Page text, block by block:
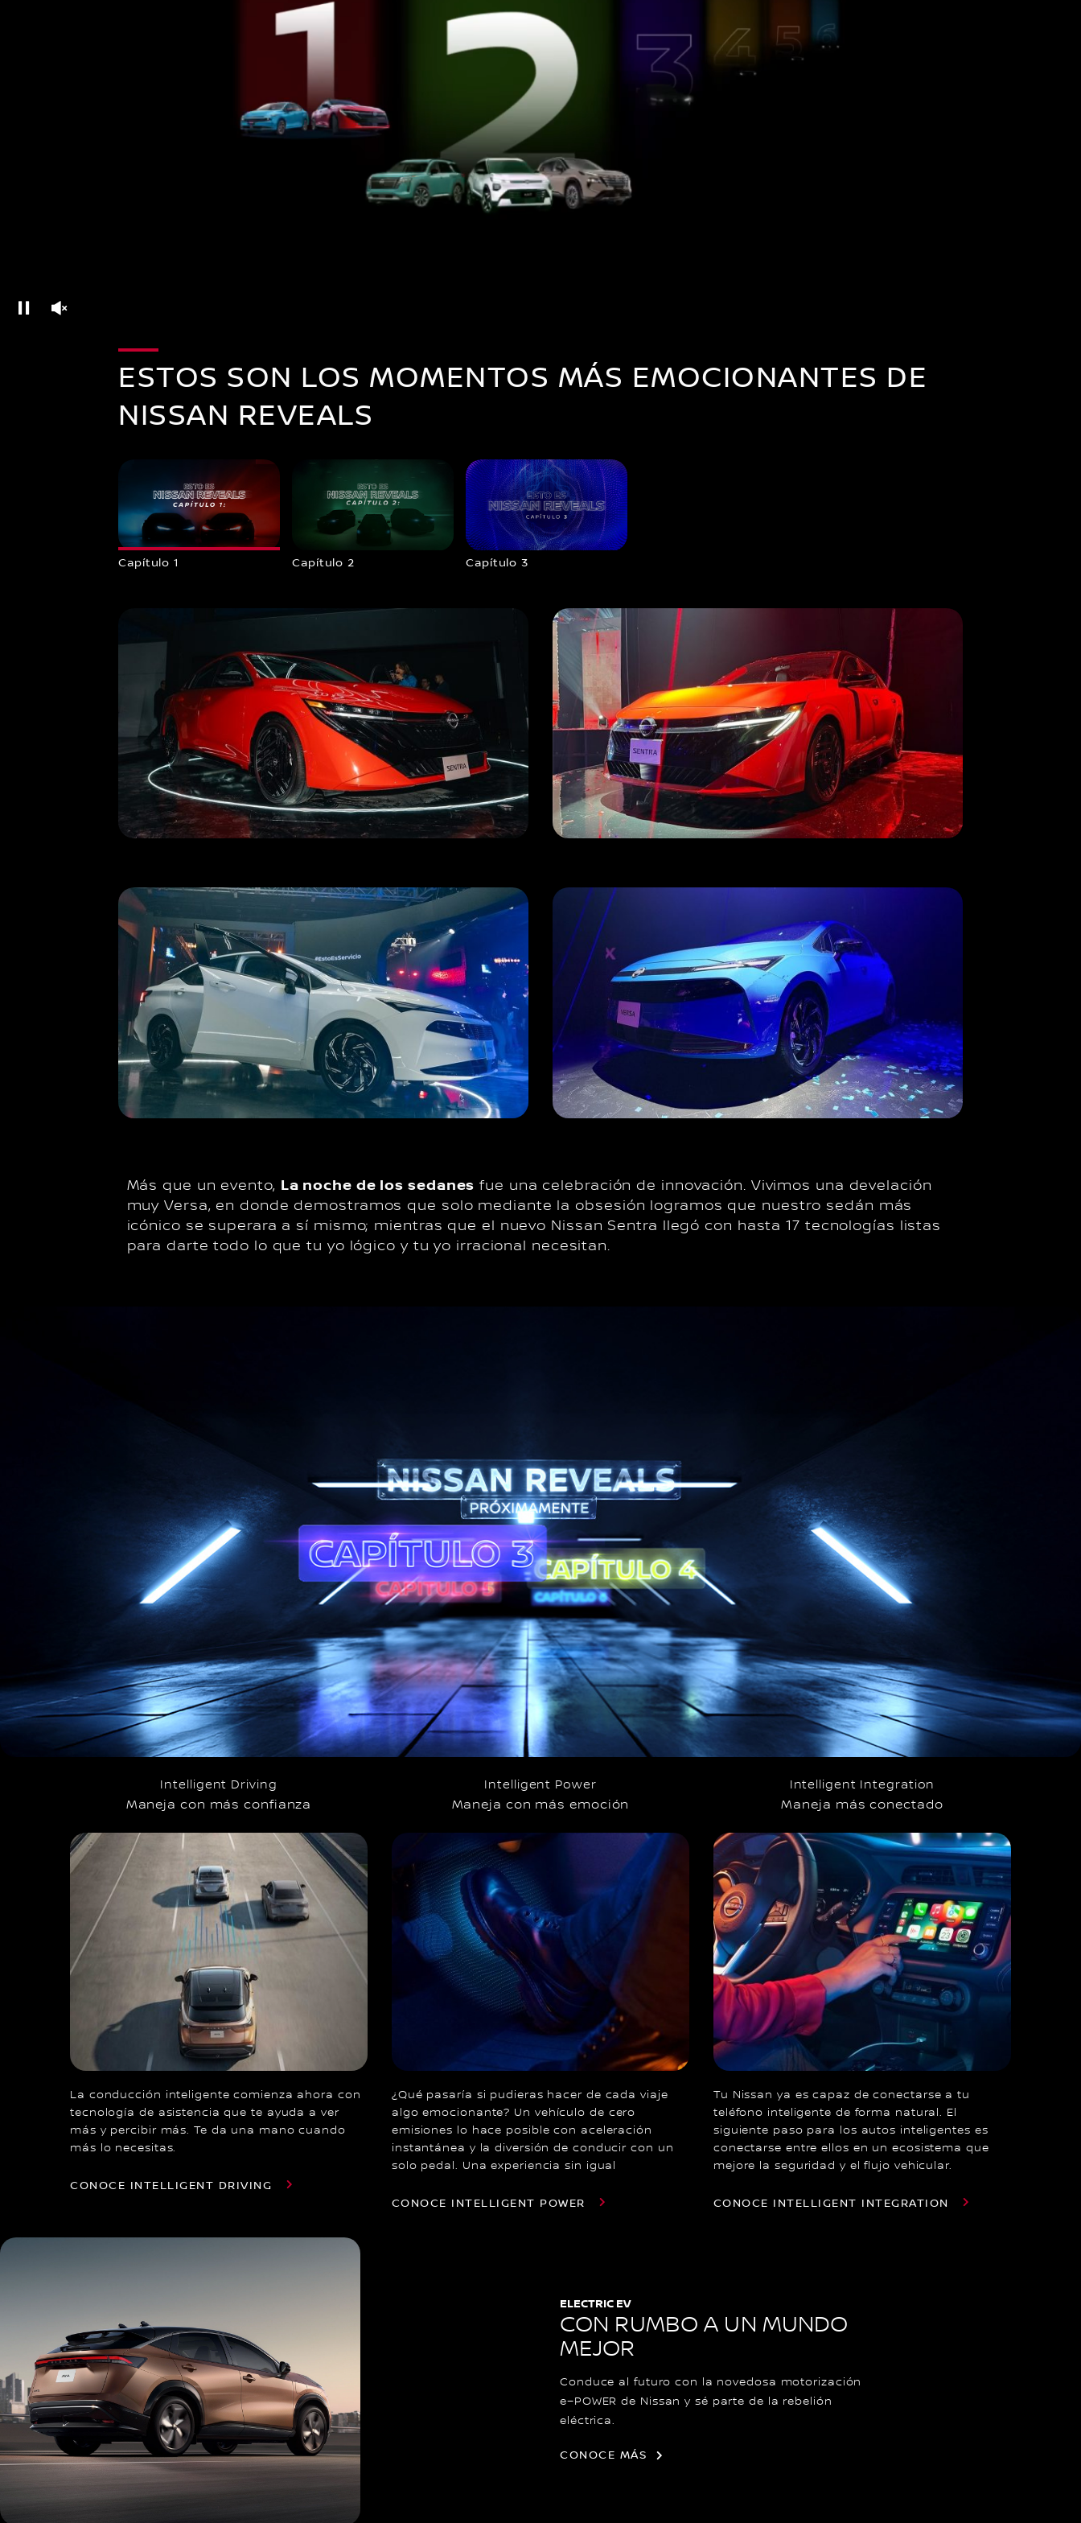
ESTOS SON LOS MOMENTOS MÁS EMOCIONANTES DE
NISSAN REVEALS
Capítulo 1 Capítulo 2 Capítulo 3
Más que un evento, La noche de los sedanes fue una celebración de innovación. Vivimos una develación
muy Versa, en donde demostramos que solo mediante la obsesión logramos que nuestro sedán más
icónico se superara a sí mismo; mientras que el nuevo Nissan Sentra llegó con hasta 17 tecnologías listas
para darte todo lo que tu yo lógico y tu yo irracional necesitan.
Intelligent Driving
Maneja con más confianza
La conducción inteligente comienza ahora con
tecnología de asistencia que te ayuda a ver
más y percibir más. Te da una mano cuando
más lo necesitas.
CONOCE INTELLIGENT DRIVING
Intelligent Power
Maneja con más emoción
¿Qué pasaría si pudieras hacer de cada viaje
algo emocionante? Un vehículo de cero
emisiones lo hace posible con aceleración
instantánea y la diversión de conducir con un
solo pedal. Una experiencia sin igual
CONOCE INTELLIGENT POWER
Intelligent Integration
Maneja más conectado
Tu Nissan ya es capaz de conectarse a tu
teléfono inteligente de forma natural. El
siguiente paso para los autos inteligentes es
conectarse entre ellos en un ecosistema que
mejore la seguridad y el flujo vehicular.
CONOCE INTELLIGENT INTEGRATION
ELECTRIC EV
CON RUMBO A UN MUNDO
MEJOR
Conduce al futuro con la novedosa motorización
e−POWER de Nissan y sé parte de la rebelión
eléctrica.
CONOCE MÁS